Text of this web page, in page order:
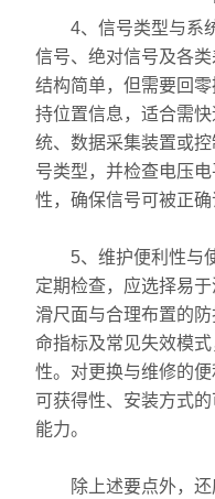
扭力测试仪
EV2515
二次元
放大镜
球栅
仪器配件
暖通环保测试仪器
4、信号类型与系统
信号、绝对信号及各
结构简单，但需要回
持位置信息，适合需
统、数据采集装置或
号类型，并检查电压
性，确保信号可被正确
5、维护便利性与使
定期检查，应选择易
滑尺面与合理布置的
命指标及常见失效模
性。对更换与维修的
可获得性、安装方式
能力。
除上述要点外，还